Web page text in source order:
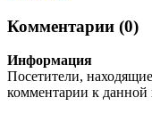
Комментарии (0)
Информация
Посетители,
комментарии к данной